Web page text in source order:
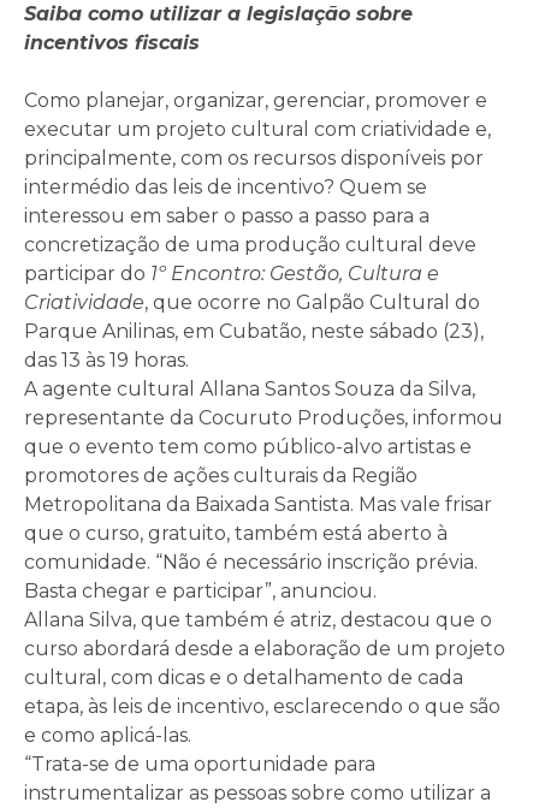
Saiba como utilizar a legislação sobre
incentivos fiscais
Como planejar, organizar, gerenciar, promover e
executar um projeto cultural com criatividade e,
principalmente, com os recursos disponíveis por
intermédio das leis de incentivo? Quem se
interessou em saber o passo a passo para a
concretização de uma produção cultural deve
participar do 1º Encontro: Gestão, Cultura e
Criatividade, que ocorre no Galpão Cultural do
Parque Anilinas, em Cubatão, neste sábado (23),
das 13 às 19 horas.
A agente cultural Allana Santos Souza da Silva,
representante da Cocuruto Produções, informou
que o evento tem como público-alvo artistas e
promotores de ações culturais da Região
Metropolitana da Baixada Santista. Mas vale frisar
que o curso, gratuito, também está aberto à
comunidade. “Não é necessário inscrição prévia.
Basta chegar e participar”, anunciou.
Allana Silva, que também é atriz, destacou que o
curso abordará desde a elaboração de um projeto
cultural, com dicas e o detalhamento de cada
etapa, às leis de incentivo, esclarecendo o que são
e como aplicá-las.
“Trata-se de uma oportunidade para
instrumentalizar as pessoas sobre como utilizar a